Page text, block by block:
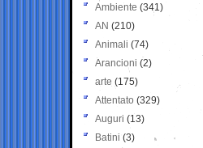
Ambiente (341)
AN (210)
Animali (74)
Arancioni (2)
arte (175)
Attentato (329)
Auguri (13)
Batini (3)